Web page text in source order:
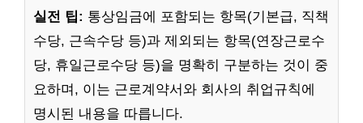
실전 팁: 통상임금에 포함되는 항목(기본급, 직책
수당, 근속수당 등)과 제외되는 항목(연장근로수
당, 휴일근로수당 등)을 명확히 구분하는 것이 중
요하며, 이는 근로계약서와 회사의 취업규칙에
명시된 내용을 따릅니다.